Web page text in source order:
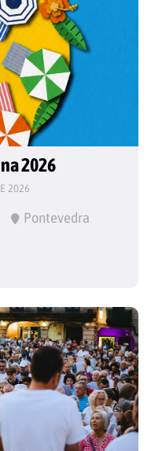
2026
2026
Pontevedra